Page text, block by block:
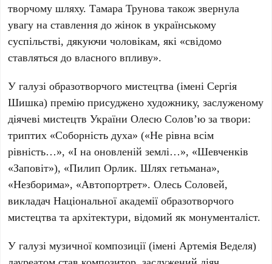
творчому шляху. Тамара Трунова також звернула
увагу на ставлення до жінок в українському
суспільстві, дякуючи чоловікам, які «свідомо
ставляться до власного впливу».
У галузі образотворчого мистецтва (імені Сергія
Шишка) премію присуджено художнику, заслуженому
діячеві мистецтв УкраїниОлесю Солов’ю за твори:
триптих «Соборність духа» («Не рівна всім
рівність…», «І на оновленій землі…», «Шевченків
«Заповіт»), «Пилип Орлик. Шлях гетьмана»,
«Незборима», «Автопортрет». Олесь Соловей,
викладачНаціональної академії образотворчого
мистецтва та архітектури, відомий як монументаліст.
У галузі музичної композиції (імені Артемія Веделя)